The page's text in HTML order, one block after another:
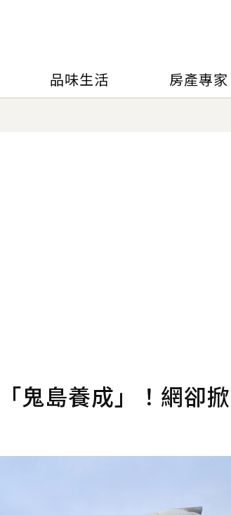
品味生活 房產專家
鬼島養成」！網卻